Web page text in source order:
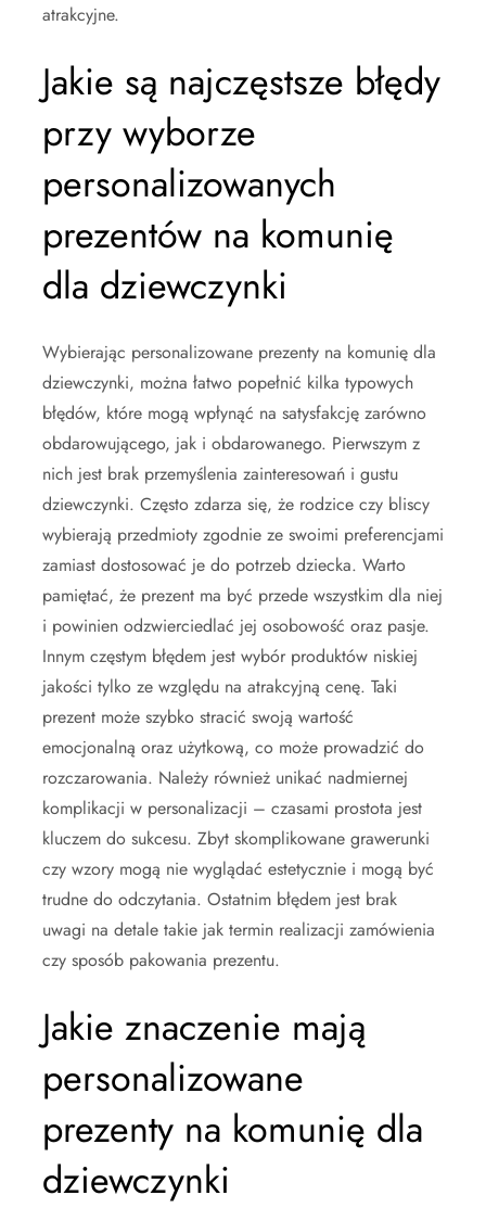
atrakcyjne.
Jakie są najczęstsze błędy
przy wyborze
personalizowanych
prezentów na komunię
dla dziewczynki
Wybierając personalizowane prezenty na komunię dla
dziewczynki, można łatwo popełnić kilka typowych
błędów, które mogą wpłynąć na satysfakcję zarówno
obdarowującego, jak i obdarowanego. Pierwszym z
nich jest brak przemyślenia zainteresowań i gustu
dziewczynki. Często zdarza się, że rodzice czy bliscy
wybierają przedmioty zgodnie ze swoimi preferencjami
zamiast dostosować je do potrzeb dziecka. Warto
pamiętać, że prezent ma być przede wszystkim dla niej
i powinien odzwierciedlać jej osobowość oraz pasje.
Innym częstym błędem jest wybór produktów niskiej
jakości tylko ze względu na atrakcyjną cenę. Taki
prezent może szybko stracić swoją wartość
emocjonalną oraz użytkową, co może prowadzić do
rozczarowania. Należy również unikać nadmiernej
komplikacji w personalizacji – czasami prostota jest
kluczem do sukcesu. Zbyt skomplikowane grawerunki
czy wzory mogą nie wyglądać estetycznie i mogą być
trudne do odczytania. Ostatnim błędem jest brak
uwagi na detale takie jak termin realizacji zamówienia
czy sposób pakowania prezentu.
Jakie znaczenie mają
personalizowane
prezenty na komunię dla
dziewczynki